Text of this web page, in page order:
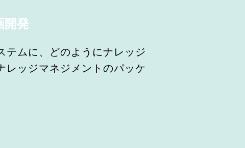
開発
テムに、どのようにナレッジ
レッジマネジメントのパッケ